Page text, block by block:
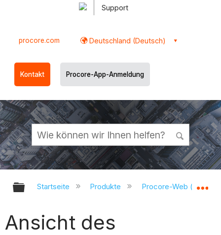
Support
procore.com Deutschland (Deutsch)
Kontakt Procore-App-Anmeldung
Globale Hierarchie auf- und
Startseite Produkte Procore-Web
Ansicht des